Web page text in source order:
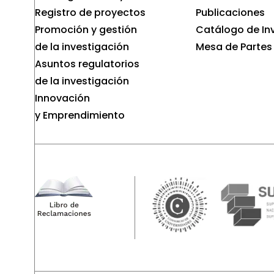
Registro de proyectos
Promoción y gestión
de la investigación
Asuntos regulatorios
de la investigación
Innovación
y Emprendimiento
Publicaciones
Catálogo de
Mesa de Partes